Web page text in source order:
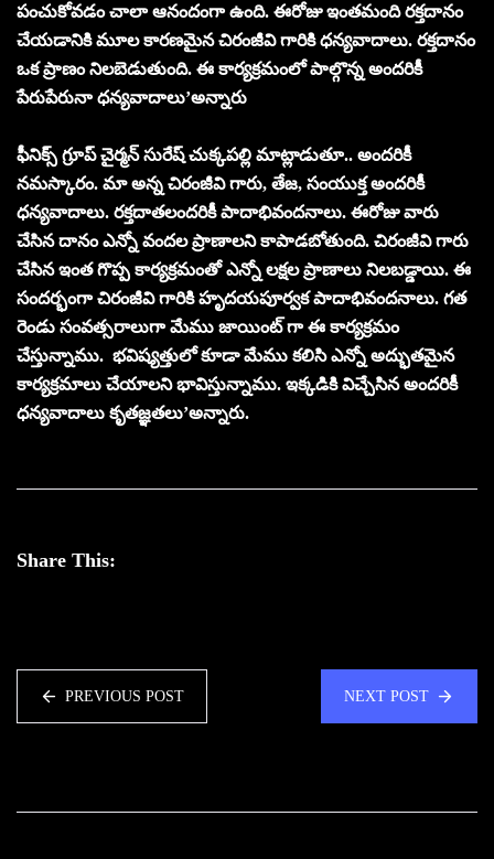
పంచుకోవడం చాలా ఆనందంగా ఉంది. ఈరోజు ఇంతమంది రక్తదానం
చేయడానికి మూల కారణమైన చిరంజీవి గారికి ధన్యవాదాలు. రక్తదానం
ఒక ప్రాణం నిలబెడుతుంది. ఈ కార్యక్రమంలో పాల్గొన్న అందరికీ
పేరుపేరునా ధన్యవాదాలు’అన్నారు
ఫీనిక్స్ గ్రూప్ చైర్మన్ సురేష్ చుక్కపల్లి మాట్లాడుతూ.. అందరికీ
నమస్కారం. మా అన్న చిరంజీవి గారు, తేజ, సంయుక్త అందరికీ
ధన్యవాదాలు. రక్తదాతలందరికీ పాదాభివందనాలు. ఈరోజు వారు
చేసిన దానం ఎన్నో వందల ప్రాణాలని కాపాడబోతుంది. చిరంజీవి గారు
చేసిన ఇంత గొప్ప కార్యక్రమంతో ఎన్నో లక్షల ప్రాణాలు నిలబడ్డాయి. ఈ
సందర్భంగా చిరంజీవి గారికి హృదయపూర్వక పాదాభివందనాలు. గత
రెండు సంవత్సరాలుగా మేము జాయింట్ గా ఈ కార్యక్రమం
చేస్తున్నాము. భవిష్యత్తులో కూడా మేము కలిసి ఎన్నో అద్భుతమైన
కార్యక్రమాలు చేయాలని భావిస్తున్నాము. ఇక్కడికి విచ్చేసిన అందరికీ
ధన్యవాదాలు కృతజ్ఞతలు’అన్నారు.
Share This:
PREVIOUS POST NEXT POST